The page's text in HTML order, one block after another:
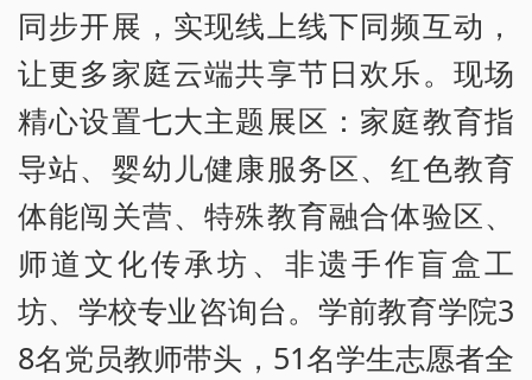
同步开展，实现线上线下同频互动，
让更多家庭云端共享节日欢乐。现场
精心设置七大主题展区：家庭教育指
导站、婴幼儿健康服务区、红色教育
体能闯关营、特殊教育融合体验区、
师道文化传承坊、非遗手作盲盒工
坊、学校专业咨询台。学前教育学院3
8名党员教师带头，51名学生志愿者全